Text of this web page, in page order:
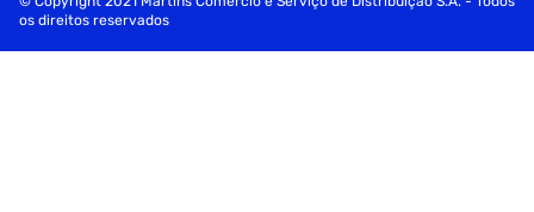
os direitos reservados